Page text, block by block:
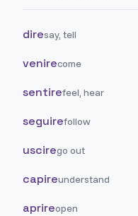
diresay, tell
venirecome
sentirefeel, hear
seguirefollow
uscirego out
capireunderstand
aprireopen